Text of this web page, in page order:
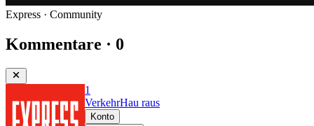
Express · Community
Kommentare · 0
1
VerkehrHau raus
Konto